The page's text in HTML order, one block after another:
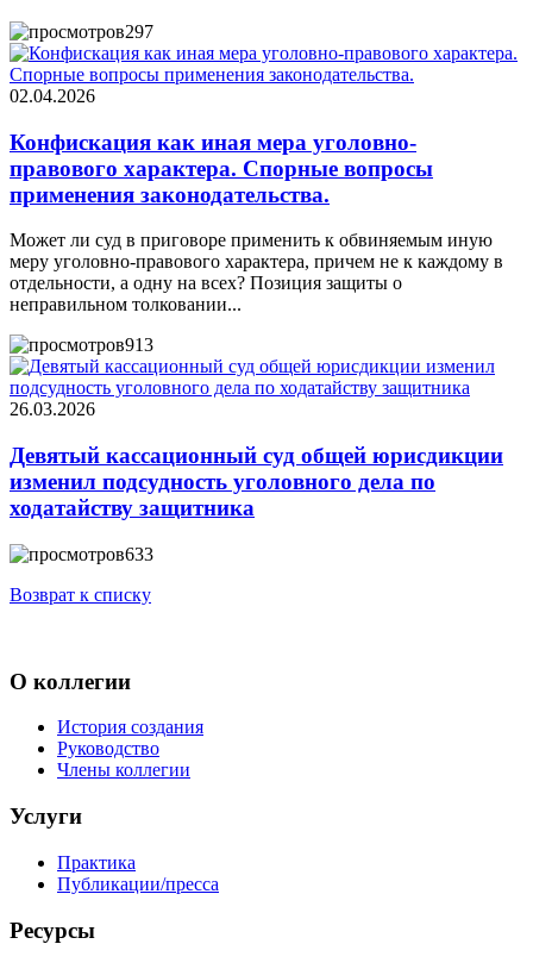
297
02.04.2026
Конфискация как иная мера уголовно-
правового характера. Спорные вопросы
применения законодательства.
Может ли суд в приговоре применить к обвиняемым иную
меру уголовно-правового характера, причем не к каждому в
отдельности, а одну на всех? Позиция защиты о
неправильном толковании...
913
26.03.2026
Девятый кассационный суд общей юрисдикции
изменил подсудность уголовного дела по
ходатайству защитника
633
Возврат к списку
О коллегии
История создания
Руководство
Члены коллегии
Услуги
Практика
Публикации/пресса
Ресурсы